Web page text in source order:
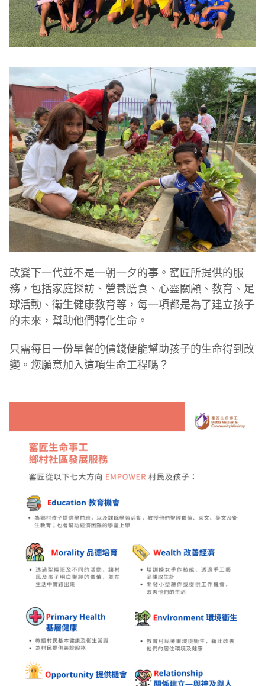
改變下一代並不是一朝一夕的事。窰匠所提供的服
務，包括家庭探訪、營養膳食、心靈關顧、教育、足
球活動、衛生健康教育等，每一項都是為了建立孩子
的未來，幫助他們轉化生命。
只需每日一份早餐的價錢便能幫助孩子的生命得到改
變。您願意加入這項生命工程嗎？